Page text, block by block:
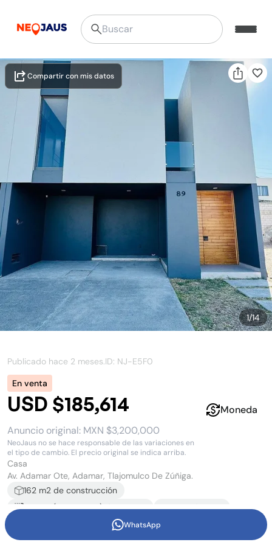
1/14
Compartir con mis datos
Publicado hace 2 meses.ID: NJ-E5F0
En venta
USD $185,614
Anuncio original: MXN $3,200,000
NeoJaus no se hace responsable de las variaciones en
el tipo de cambio. El precio original se indica arriba.
Moneda
Casa
Av. Adamar Ote, Adamar, Tlajomulco De Zúñiga.
162 m2 de construcción
132 m2 (16.5m x8m)de terreno 3recámaras
medio baño 2estacionamiento
2pisos
WhatsApp